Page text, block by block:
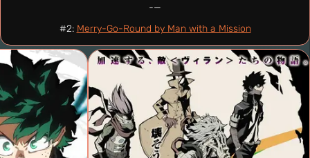
—-
#2: Merry-Go-Round by Man with a Mission